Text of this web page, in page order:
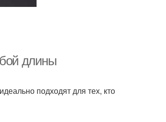
длины
подходят для тех, кто